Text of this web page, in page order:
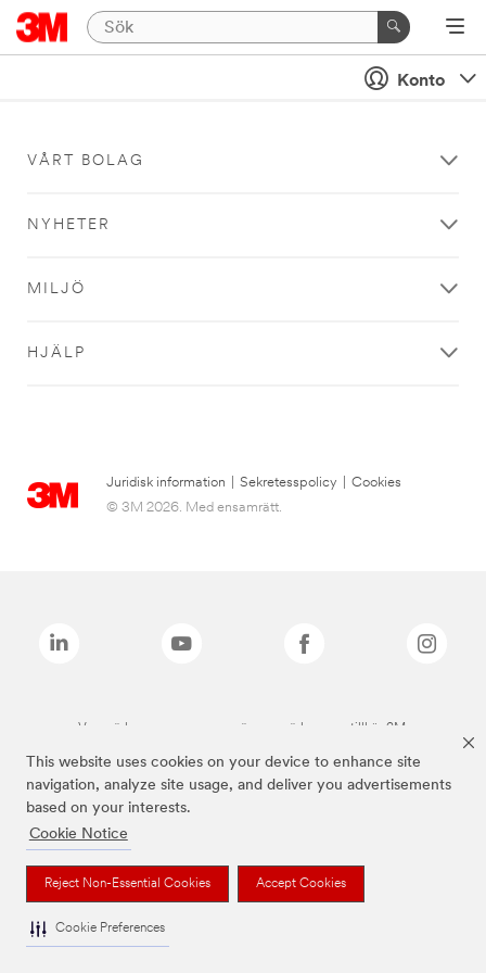
This website uses cookies on your device to enhance site
navigation, analyze site usage, and deliver you advertisements
based on your interests.
Cookie Notice
Reject Non-Essential Cookies Accept Cookies
Cookie Preferences
Konto
VÅRT BOLAG
NYHETER
MILJÖ
HJÄLP
Juridisk information Sekretesspolicy
Cookies
© 3M 2026. Med ensamrätt.
Varumärken som anges ovan är varumärken som tillhör 3M.